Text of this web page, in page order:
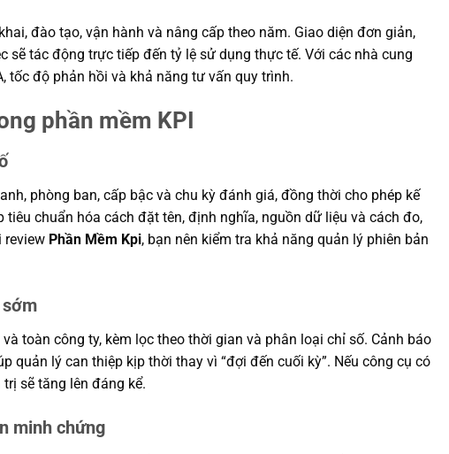
đào tạo, vận hành và nâng cấp theo năm. Giao diện đơn giản,
sẽ tác động trực tiếp đến tỷ lệ sử dụng thực tế. Với các nhà cung
tốc độ phản hồi và khả năng tư vấn quy trình.
phần mềm KPI
phòng ban, cấp bậc và chu kỳ đánh giá, đồng thời cho phép kế
chuẩn hóa cách đặt tên, định nghĩa, nguồn dữ liệu và cách đo,
review Phần Mềm Kpi, bạn nên kiểm tra khả năng quản lý phiên bản
toàn công ty, kèm lọc theo thời gian và phân loại chỉ số. Cảnh báo
quản lý can thiệp kịp thời thay vì “đợi đến cuối kỳ”. Nếu công cụ có
sẽ tăng lên đáng kể.
minh chứng